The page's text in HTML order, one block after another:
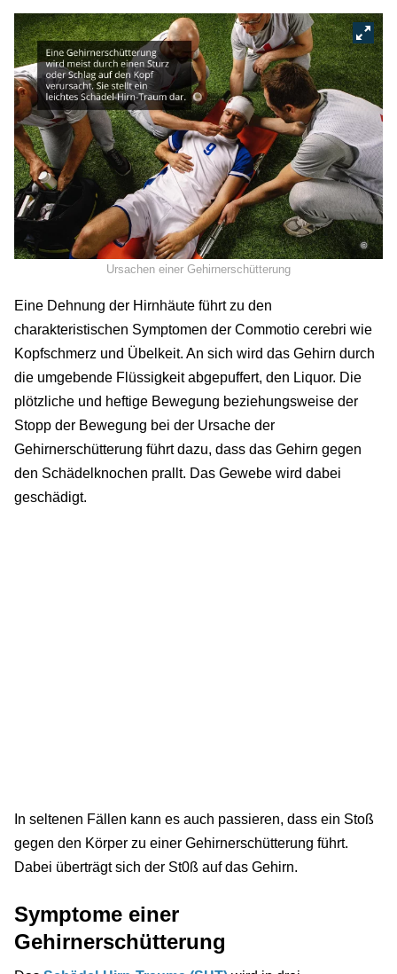
©
Ursachen einer Gehirnerschütterung
Eine Dehnung der Hirnhäute führt zu den
charakteristischen Symptomen der Commotio cerebri wie
Kopfschmerz und Übelkeit. An sich wird das Gehirn durch
die umgebende Flüssigkeit abgepuffert, den Liquor. Die
plötzliche und heftige Bewegung beziehungsweise der
Stopp der Bewegung bei der Ursache der
Gehirnerschütterung führt dazu, dass das Gehirn gegen
den Schädelknochen prallt. Das Gewebe wird dabei
geschädigt.
In seltenen Fällen kann es auch passieren, dass ein Stoß
gegen den Körper zu einer Gehirnerschütterung führt.
Dabei überträgt sich der St0ß auf das Gehirn.
Symptome einer
Gehirnerschütterung